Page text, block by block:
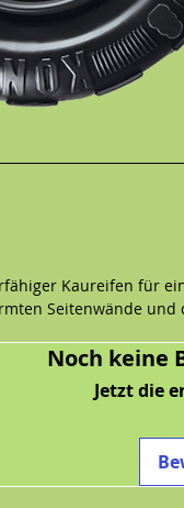
Kaureifen für
Seitenwände und
sie sich krümmen
Elastizität eignet
Noch keine
Jetzt die